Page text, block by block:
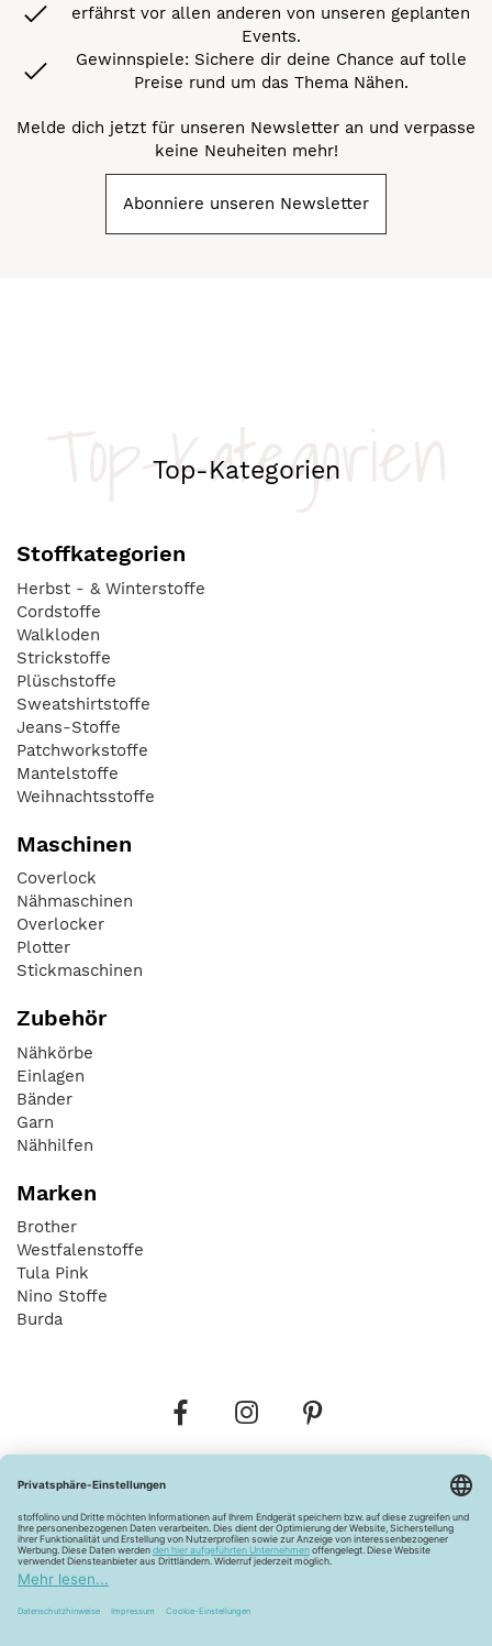
erfährst vor allen anderen von unseren geplanten
Events.
Gewinnspiele: Sichere dir deine Chance auf tolle
Preise rund um das Thema Nähen.
Melde dich jetzt für unseren Newsletter an und verpasse
keine Neuheiten mehr!
Abonniere unseren Newsletter
Top-Kategorien
Top-Kategorien
Stoffkategorien
Herbst - & Winterstoffe
Cordstoffe
Walkloden
Strickstoffe
Plüschstoffe
Sweatshirtstoffe
Jeans-Stoffe
Patchworkstoffe
Mantelstoffe
Weihnachtsstoffe
Maschinen
Coverlock
Nähmaschinen
Overlocker
Plotter
Stickmaschinen
Zubehör
Nähkörbe
Einlagen
Bänder
Garn
Nähhilfen
Marken
Brother
Westfalenstoffe
Tula Pink
Nino Stoffe
Burda
Widerrufsbelehrung Vertrag widerrufen
Barrierefreiheitserklärung